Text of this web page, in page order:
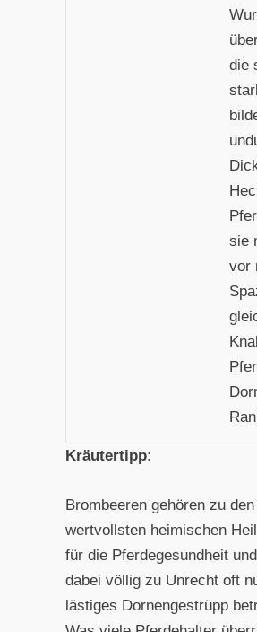
die
sie
vor
Kräutertipp:
Brombeeren gehören zu den
wertvollsten heimischen
für die Pferdegesundheit
dabei völlig zu Unrecht oft
lästiges Dornengestrüpp